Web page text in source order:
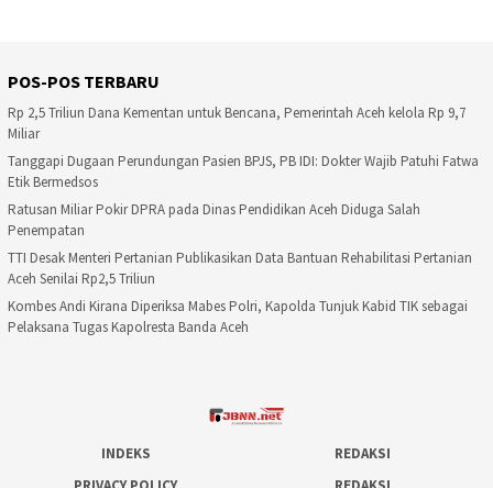
POS-POS TERBARU
Rp 2,5 Triliun Dana Kementan untuk Bencana, Pemerintah Aceh kelola Rp 9,7
Miliar
Tanggapi Dugaan Perundungan Pasien BPJS, PB IDI: Dokter Wajib Patuhi Fatwa
Etik Bermedsos
Ratusan Miliar Pokir DPRA pada Dinas Pendidikan Aceh Diduga Salah
Penempatan
TTI Desak Menteri Pertanian Publikasikan Data Bantuan Rehabilitasi Pertanian
Aceh Senilai Rp2,5 Triliun
Kombes Andi Kirana Diperiksa Mabes Polri, Kapolda Tunjuk Kabid TIK sebagai
Pelaksana Tugas Kapolresta Banda Aceh
INDEKS
REDAKSI